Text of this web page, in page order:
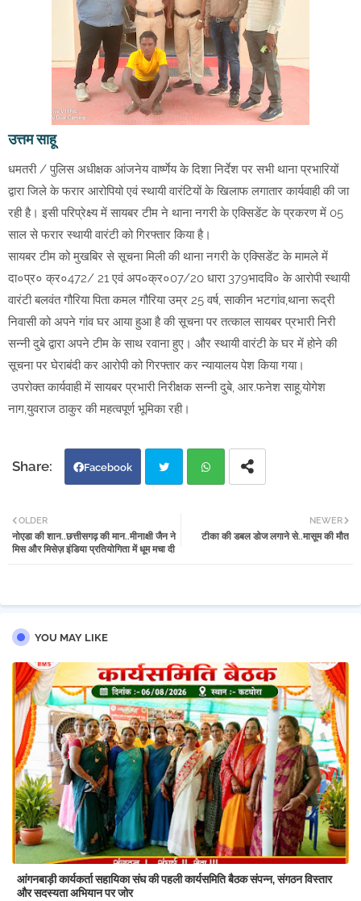
उत्तम साहू
धमतरी / पुलिस अधीक्षक आंजनेय वार्ष्णेय के दिशा निर्देश पर सभी थाना प्रभारियों
द्वारा जिले के फरार आरोपियो एवं स्थायी वारंटियों के खिलाफ लगातार कार्यवाही की जा
रही है। इसी परिप्रेक्ष्य में सायबर टीम ने थाना नगरी के एक्सिडेंट के प्रकरण में 05
साल से फरार स्थायी वारंटी को गिरफ्तार किया है।
सायबर टीम को मुखबिर से सूचना मिली की थाना नगरी के एक्सिडेंट के मामले में
दा०प्र० क्र०472/ 21 एवं अप०क्र०07/20 धारा 379भादवि० के आरोपी स्थायी
वारंटी बलवंत गौरिया पिता कमल गौरिया उम्र 25 वर्ष, साकीन भटगांव,थाना रूद्री
निवासी को अपने गांव घर आया हुआ है की सूचना पर तत्काल सायबर प्रभारी निरी
सन्नी दुबे द्वारा अपने टीम के साथ रवाना हुए। और स्थायी वारंटी के घर में होने की
सूचना पर घेराबंदी कर आरोपी को गिरफ्तार कर न्यायालय पेश किया गया।
उपरोक्त कार्यवाही में सायबर प्रभारी निरीक्षक सन्नी दुबे, आर.फनेश साहू,योगेश
नाग,युवराज ठाकुर की महत्वपूर्ण भूमिका रही।
Facebook
tter atsa
NEWER
टीका की डबल डोज लगाने से..मासूम की मौत
OLDER
नोएडा की शान..छत्तीसगढ़ की मान..मीनाक्षी जैन ने
मिस और मिसेज़ इंडिया प्रतियोगिता में धूम मचा दी
YOU MAY LIKE
आंगनबाड़ी कार्यकर्ता सहायिका संघ की पहली कार्यसमिति बैठक संपन्न, संगठन विस्तार
और सदस्यता अभियान पर जोर